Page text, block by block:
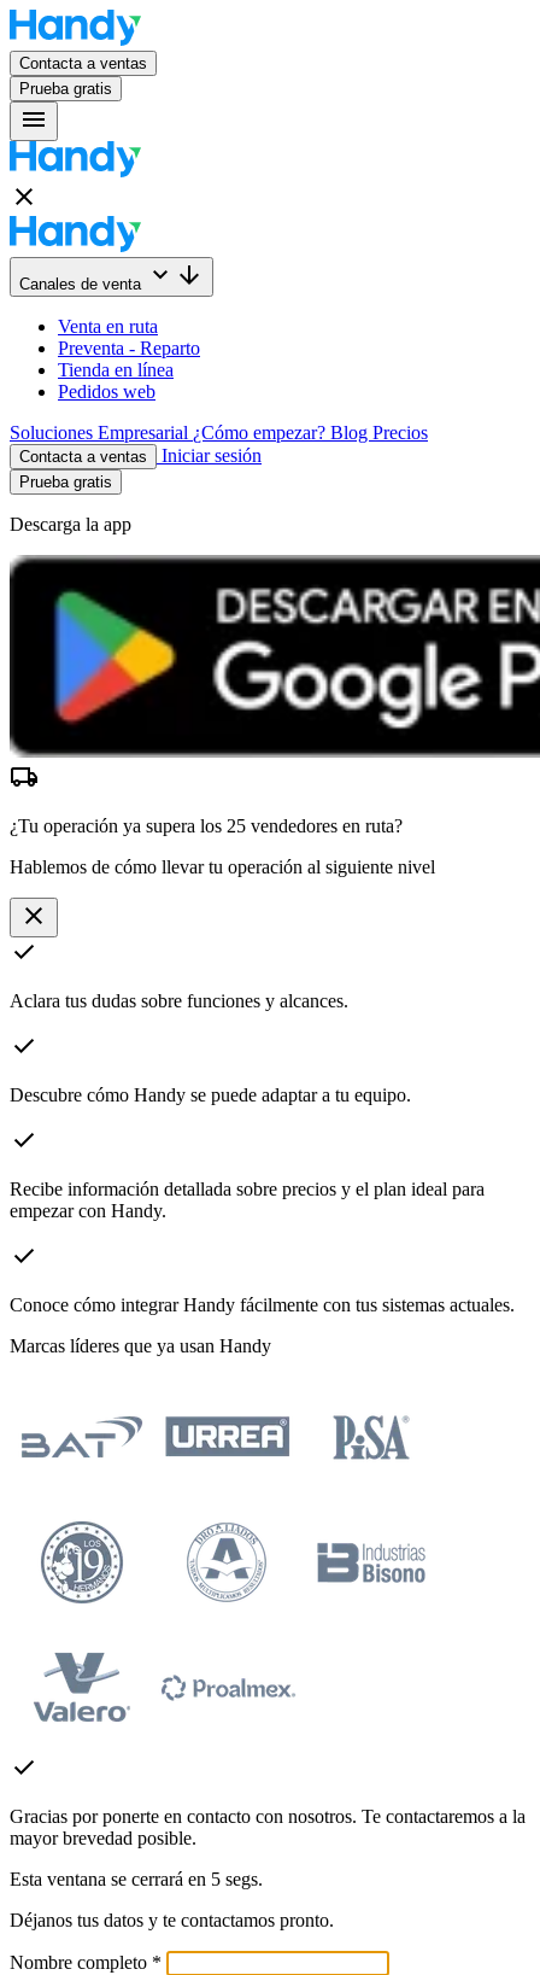
Contacta a ventas
Prueba gratis
menu
close
Canales de venta keyboard_arrow_down arrow_downward
Venta en ruta
Preventa - Reparto
Tienda en línea
Pedidos web
Soluciones Empresarial ¿Cómo empezar? Blog Precios
Contacta a ventas Iniciar sesión
Prueba gratis
Descarga la app
local_shipping
¿Tu operación ya supera los 25 vendedores en ruta?
Hablemos de cómo llevar tu operación al siguiente nivel
close
check
Aclara tus dudas sobre funciones y alcances.
check
Descubre cómo Handy se puede adaptar a tu equipo.
check
Recibe información detallada sobre precios y el plan ideal para
empezar con Handy.
check
Conoce cómo integrar Handy fácilmente con tus sistemas actuales.
Marcas líderes que ya usan Handy
check
Gracias por ponerte en contacto con nosotros. Te contactaremos a la
mayor brevedad posible.
Esta ventana se cerrará en 5 segs.
Déjanos tus datos y te contactamos pronto.
Nombre completo *